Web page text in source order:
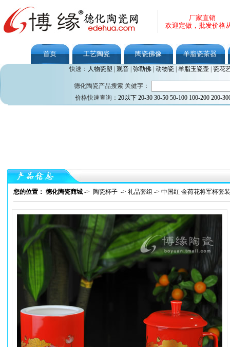
厂家直销
欢迎定做，批发价格
首页 工艺陶瓷 陶瓷佛像 羊脂瓷茶器
快速： 人物瓷塑 观音| 弥勒佛| 动物瓷| 羊脂玉瓷壶| 瓷花
德化陶瓷产品搜索 关健字：
价格快速查询： 20以下 20-30 30-50 50-100 100-200 200-
您的位置： 德化陶瓷商城 -> 陶瓷杯子 -> 礼品套组 -> 中国红 金荷花将军杯套装